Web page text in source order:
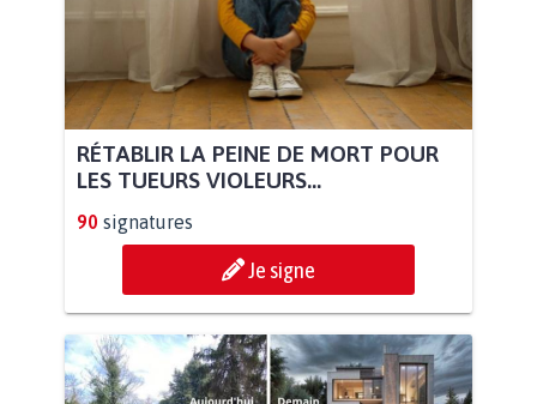
RÉTABLIR LA PEINE DE MORT POUR
LES TUEURS VIOLEURS...
90 signatures
Je signe